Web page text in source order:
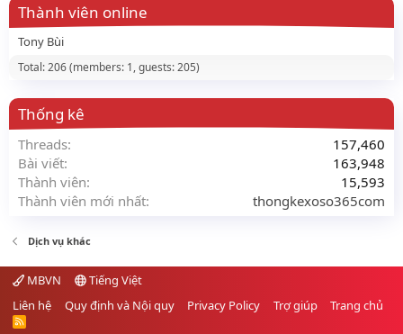
Thành viên online
Tony Bùi
Total: 206 (members: 1, guests: 205)
Thống kê
Threads
157,460
Bài viết
163,948
Thành viên
15,593
Thành viên mới nhất
thongkexoso365com
Dịch vụ khác
MBVN
Tiếng Việt
Liên hệ
Quy định và Nội quy Privacy Policy Trợ giúp Trang chủ
R